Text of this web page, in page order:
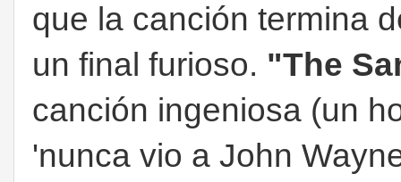
que la canción termina
un final furioso. "The
canción ingeniosa (un
'nunca vio a John